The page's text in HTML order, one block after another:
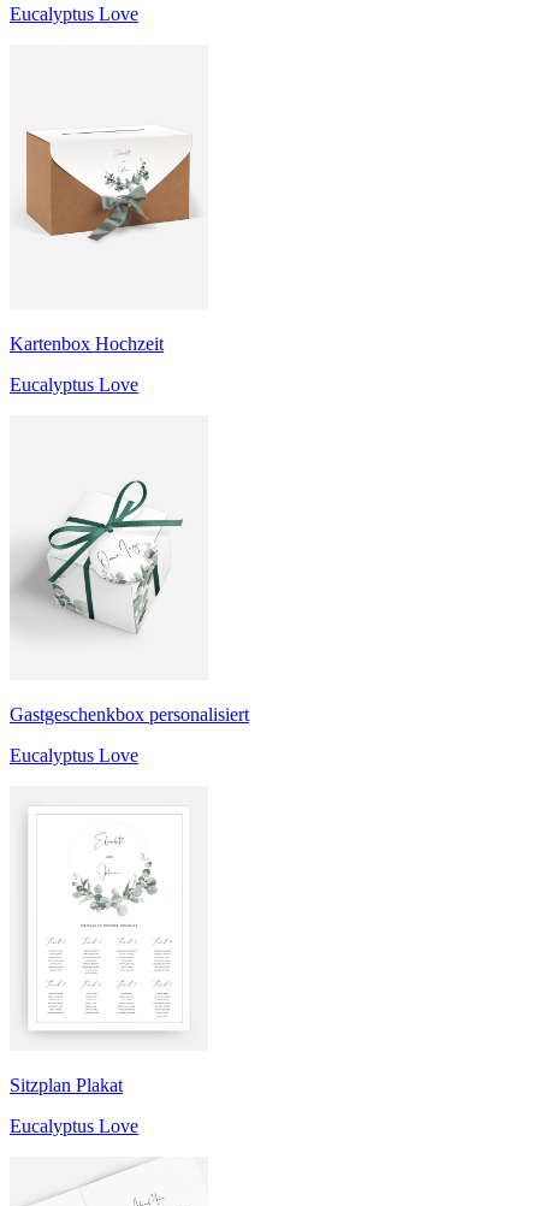
Eucalyptus Love
Kartenbox Hochzeit
Eucalyptus Love
Gastgeschenkbox personalisiert
Eucalyptus Love
Sitzplan Plakat
Eucalyptus Love